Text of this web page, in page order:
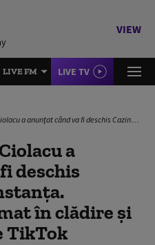
VIEW
LIVE FM LIVE TV
când va fi deschis Cazinoul din Constanţa. Premierul s-a filmat în clădire și a postat clipul pe TikTok
a
deschis
în clădire și
TikTok